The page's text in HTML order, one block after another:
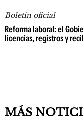
Boletín oficial
Reforma laboral: el
licencias, registros y
MÁS